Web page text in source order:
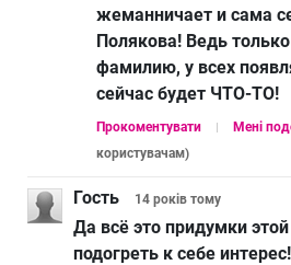
жеманничает и сама
Полякова! Ведь
фамилию, у всех
сейчас будет ЧТО-ТО!
Прокоментувати Мені
користувачам)
Гость 14 років тому
Да всё это придумки
подогреть к себе